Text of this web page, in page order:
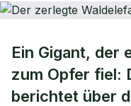
Der zerlegte
Gröbern
Ein Gigant, der
zum Opfer fiel:
berichtet über